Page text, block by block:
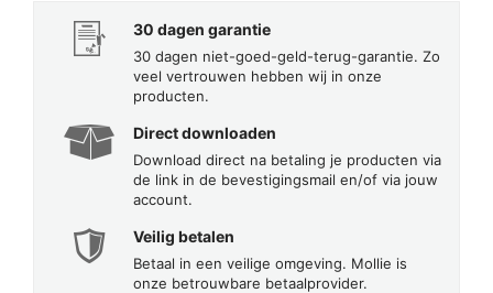
30 dagen garantie
30 dagen niet-goed-geld-terug-garantie. Zo
veel vertrouwen hebben wij in onze
producten.
Direct downloaden
Download direct na betaling je producten via
de link in de bevestigingsmail en/of via jouw
account.
Veilig betalen
Betaal in een veilige omgeving. Mollie is
onze betrouwbare betaalprovider.